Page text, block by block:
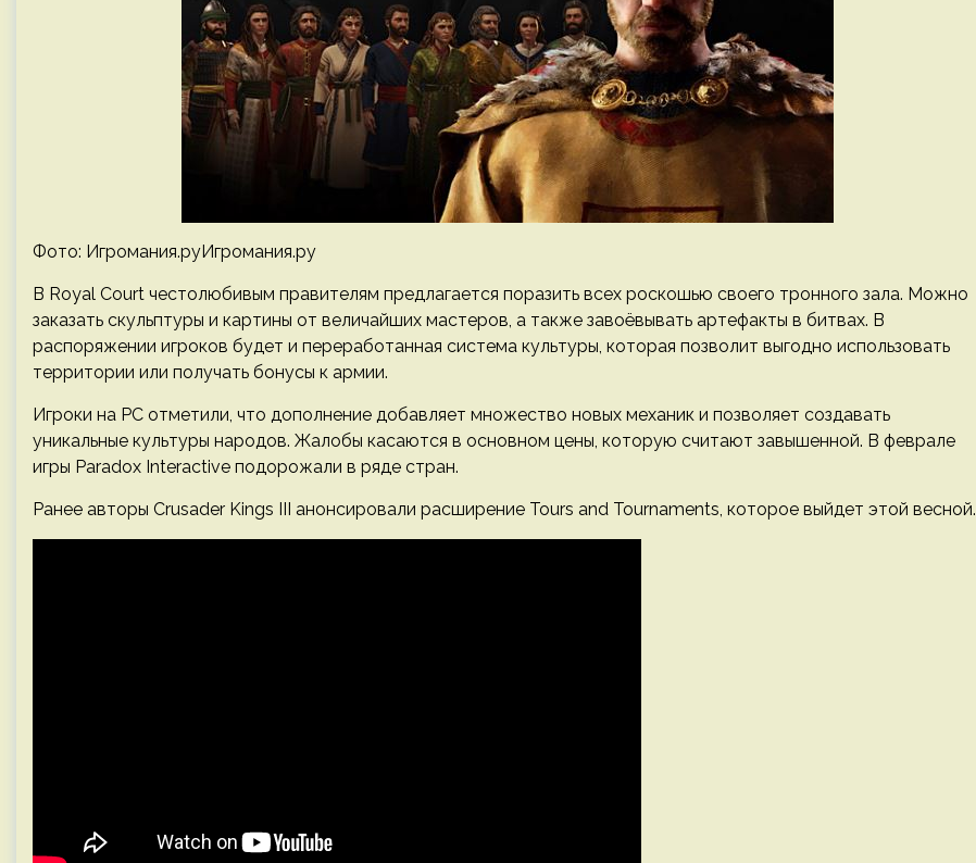
Фото: Игромания.руИгромания.ру
В Royal Court честолюбивым правителям предлагается поразить всех роскошью своего тронного зала. Можно
заказать скульптуры и картины от величайших мастеров, а также завоёвывать артефакты в битвах. В
распоряжении игроков будет и переработанная система культуры, которая позволит выгодно использовать
территории или получать бонусы к армии.
Игроки на PC отметили, что дополнение добавляет множество новых механик и позволяет создавать
уникальные культуры народов. Жалобы касаются в основном цены, которую считают завышенной. В феврале
игры Paradox Interactive подорожали в ряде стран.
Ранее авторы Crusader Kings III анонсировали расширение Tours and Tournaments, которое выйдет этой весной.